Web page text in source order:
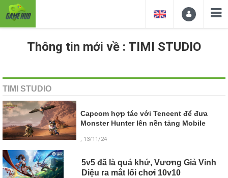
Thông tin mới về : TIMI STUDIO
TIMI STUDIO
Capcom hợp tác với Tencent để đưa
Monster Hunter lên nền tảng Mobile
, 13/11/24
5v5 đã là quá khứ, Vương Giả Vinh
Diệu ra mắt lối chơi 10v10